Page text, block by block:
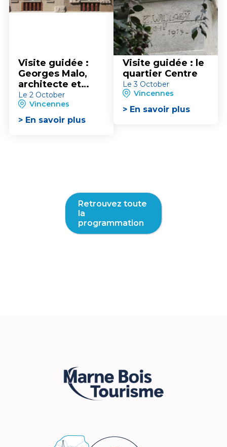
Visite guidée :
Georges Malo,
architecte et
promoteur
Le 2 October
Vincennes
> En savoir plus
Visite guidée : le
quartier Centre
Le 3 October
Vincennes
> En savoir plus
Retrouvez toute
la
programmation